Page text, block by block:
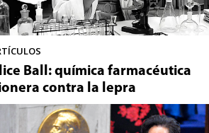
Ball: química farmacéutica
contra la lepra